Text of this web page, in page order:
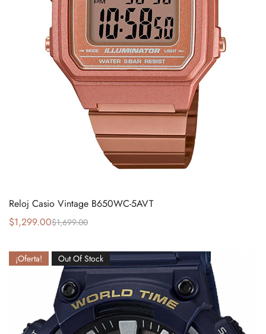
Reloj Casio Vintage B650WC-5AVT
$1,699.00
$1,299.00
¡Oferta! Out Of Stock